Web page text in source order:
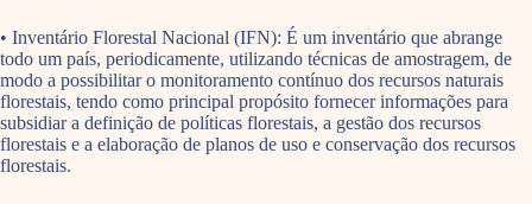
• Inventário Florestal Nacional (IFN): É um inventário que abrange
todo um país, periodicamente, utilizando técnicas de amostragem, de
modo a possibilitar o monitoramento contínuo dos recursos naturais
florestais, tendo como principal propósito fornecer informações para
subsidiar a definição de políticas florestais, a gestão dos recursos
florestais e a elaboração de planos de uso e conservação dos recursos
florestais.